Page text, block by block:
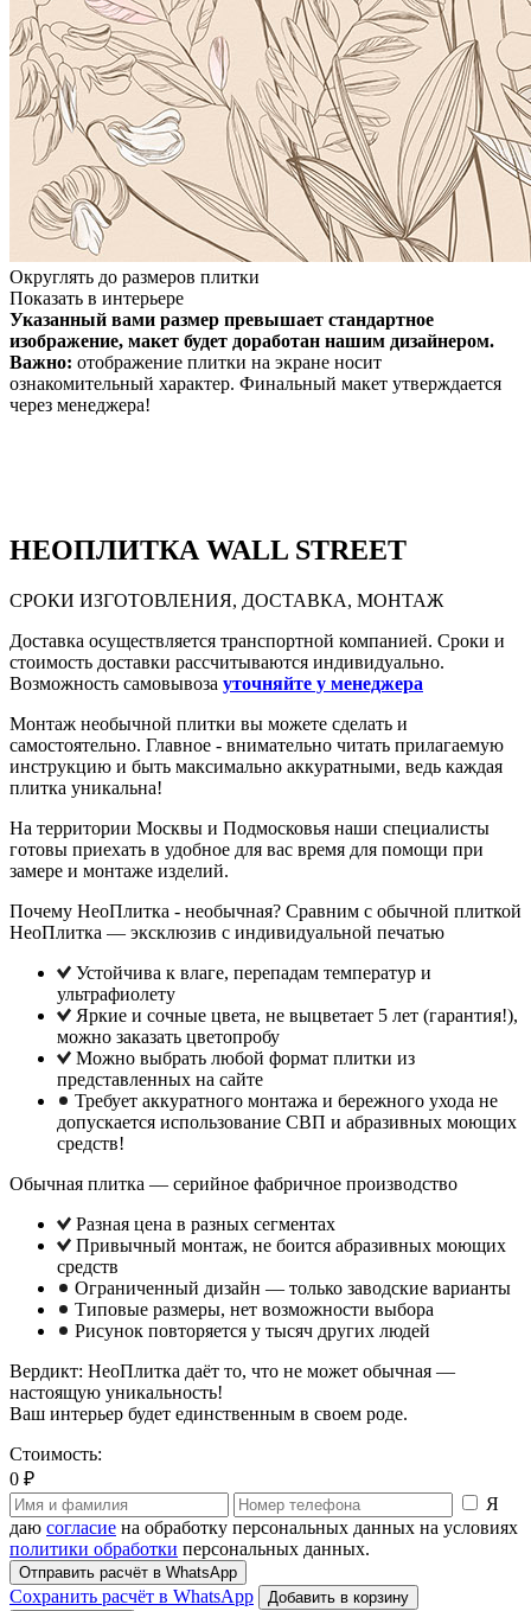
Округлять до размеров плитки
Показать в интерьере
Указанный вами размер превышает стандартное
изображение, макет будет доработан нашим дизайнером.
Важно: отображение плитки на экране носит
ознакомительный характер. Финальный макет утверждается
через менеджера!
НЕОПЛИТКА WALL STREET
СРОКИ ИЗГОТОВЛЕНИЯ, ДОСТАВКА, МОНТАЖ
Доставка осуществляется транспортной компанией. Сроки и
стоимость доставки рассчитываются индивидуально.
Возможность самовывоза уточняйте у менеджера
Монтаж необычной плитки вы можете сделать и
самостоятельно. Главное - внимательно читать прилагаемую
инструкцию и быть максимально аккуратными, ведь каждая
плитка уникальна!
На территории Москвы и Подмосковья наши специалисты
готовы приехать в удобное для вас время для помощи при
замере и монтаже изделий.
Почему НеоПлитка - необычная? Сравним с обычной плиткой
НеоПлитка — эксклюзив с индивидуальной печатью
Устойчива к влаге, перепадам температур и
ультрафиолету
Яркие и сочные цвета, не выцветает 5 лет (гарантия!),
можно заказать цветопробу
Можно выбрать любой формат плитки из
представленных на сайте
Требует аккуратного монтажа и бережного ухода не
допускается использование СВП и абразивных моющих
средств!
Обычная плитка — серийное фабричное производство
Разная цена в разных сегментах
Привычный монтаж, не боится абразивных моющих
средств
Ограниченный дизайн — только заводские варианты
Типовые размеры, нет возможности выбора
Рисунок повторяется у тысяч других людей
Вердикт: НеоПлитка даёт то, что не может обычная —
настоящую уникальность!
Ваш интерьер будет единственным в своем роде.
Стоимость:
0 ₽
Я
даю согласие на обработку персональных данных на условиях
политики обработки персональных данных.
Отправить расчёт в WhatsApp
Сохранить расчёт в WhatsApp
Добавить в корзину